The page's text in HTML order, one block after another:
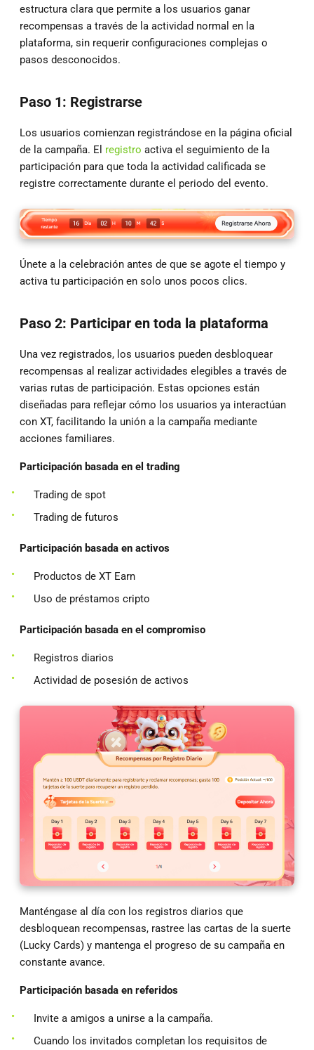
estructura clara que permite a los usuarios ganar
recompensas a través de la actividad normal en la
plataforma, sin requerir configuraciones complejas o
pasos desconocidos.
Paso 1: Registrarse
Los usuarios comienzan registrándose en la página oficial
de la campaña. El registro activa el seguimiento de la
participación para que toda la actividad calificada se
registre correctamente durante el periodo del evento.
Únete a la celebración antes de que se agote el tiempo y
activa tu participación en solo unos pocos clics.
Paso 2: Participar en toda la plataforma
Una vez registrados, los usuarios pueden desbloquear
recompensas al realizar actividades elegibles a través de
varias rutas de participación. Estas opciones están
diseñadas para reflejar cómo los usuarios ya interactúan
con XT, facilitando la unión a la campaña mediante
acciones familiares.
Participación basada en el trading
Trading de spot
Trading de futuros
Participación basada en activos
Productos de XT Earn
Uso de préstamos cripto
Participación basada en el compromiso
Registros diarios
Actividad de posesión de activos
Manténgase al día con los registros diarios que
desbloquean recompensas, rastree las cartas de la suerte
(Lucky Cards) y mantenga el progreso de su campaña en
constante avance.
Participación basada en referidos
Invite a amigos a unirse a la campaña.
Cuando los invitados completan los requisitos de